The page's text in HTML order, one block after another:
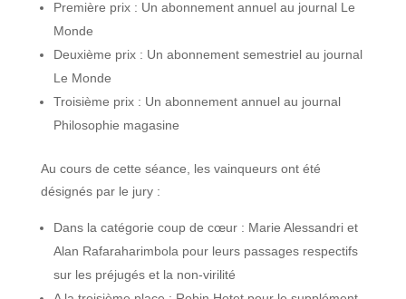
Première prix : Un abonnement annuel au journal Le
Monde
Deuxième prix : Un abonnement semestriel au journal
Le Monde
Troisième prix : Un abonnement annuel au journal
Philosophie magasine
Au cours de cette séance, les vainqueurs ont été
désignés par le jury :
Dans la catégorie coup de cœur : Marie Alessandri et
Alan Rafaraharimbola pour leurs passages respectifs
sur les préjugés et la non-virilité